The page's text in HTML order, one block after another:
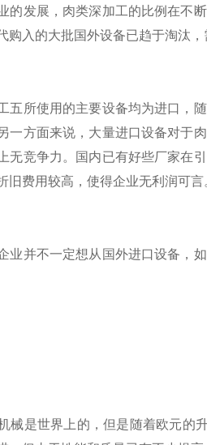
发展，肉类深加工的比例在不断
购入的大批国外设备已趋于淘汰
所使用的主要设备均为进口，随
一方面来说，大量进口设备对于
无竞争力。国内已有好些厂家在
旧费用较高，使得企业无利润可言
并不一定想从国外进口设备，如
是世界上的，但是随着欧元的升